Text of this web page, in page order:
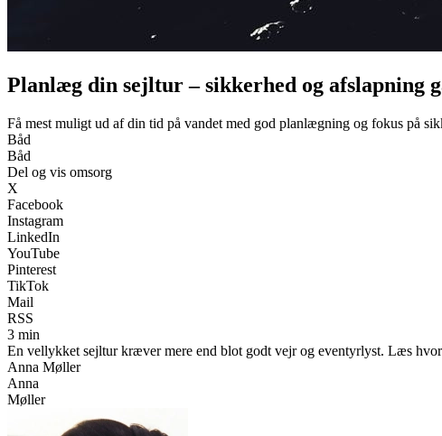
Planlæg din sejltur – sikkerhed og afslapning
Få mest muligt ud af din tid på vandet med god planlægning og fokus på
Båd
Båd
Del og vis omsorg
X
Facebook
Instagram
LinkedIn
YouTube
Pinterest
TikTok
Mail
RSS
3 min
En vellykket sejltur kræver mere end blot godt vejr og eventyrlyst. Læs
Anna Møller
Anna
Møller